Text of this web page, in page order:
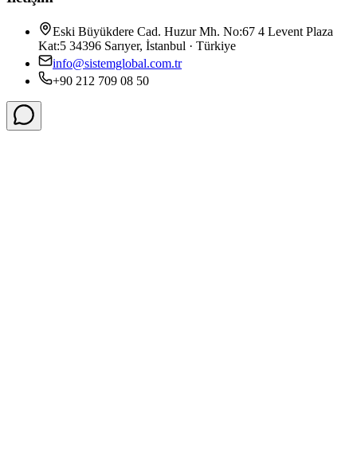
Eski Büyükdere Cad. Huzur Mh. No:67 4 Levent Plaza
Kat:5 34396 Sarıyer, İstanbul · Türkiye
info@sistemglobal.com.tr
+90 212 709 08 50